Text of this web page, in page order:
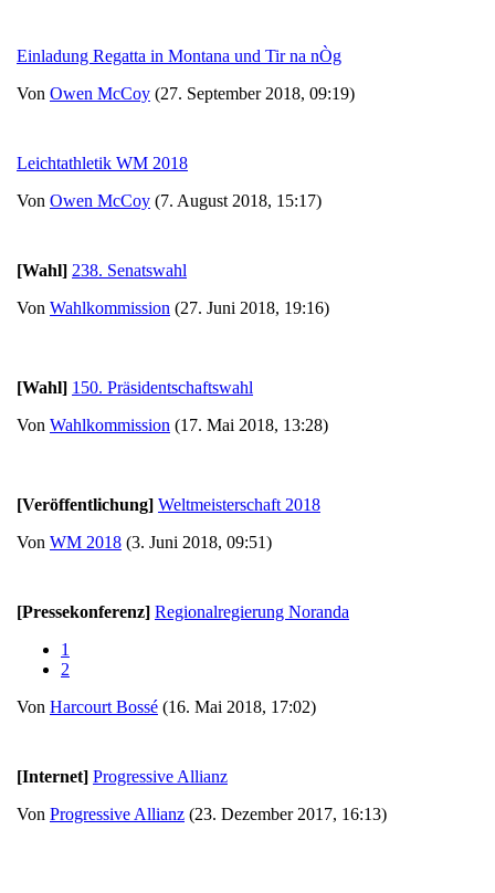
Einladung Regatta in Montana und Tir na nÒg
Von Owen McCoy (27. September 2018, 09:19)
Leichtathletik WM 2018
Von Owen McCoy (7. August 2018, 15:17)
[Wahl] 238. Senatswahl
Von Wahlkommission (27. Juni 2018, 19:16)
[Wahl] 150. Präsidentschaftswahl
Von Wahlkommission (17. Mai 2018, 13:28)
[Veröffentlichung] Weltmeisterschaft 2018
Von WM 2018 (3. Juni 2018, 09:51)
[Pressekonferenz] Regionalregierung Noranda
1
2
Von Harcourt Bossé (16. Mai 2018, 17:02)
[Internet] Progressive Allianz
Von Progressive Allianz (23. Dezember 2017, 16:13)